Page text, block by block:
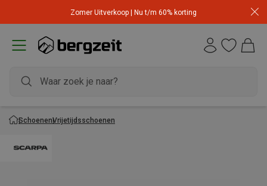
Zomer Uitverkoop | Nu t/m 60% korting
SchoenenVrijetijdsschoenen